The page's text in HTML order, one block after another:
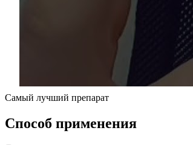
Самый лучший препарат
Способ применения